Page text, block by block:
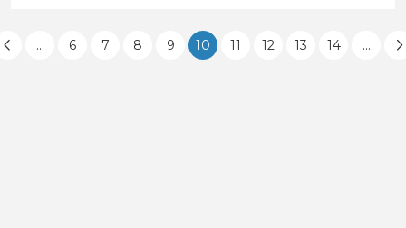
... 6 7 8 9 10 11 12 13 14 ...